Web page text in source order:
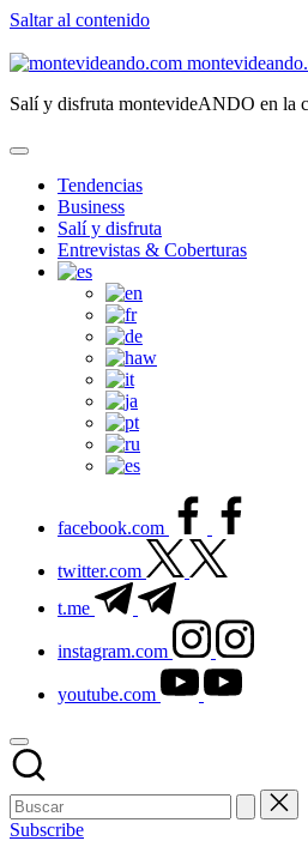
Saltar al contenido
Salí y disfruta montevideANDO en la
Tendencias
Business
Salí y disfruta
Entrevistas & Coberturas
facebook.com
twitter.com
t.me
instagram.com
youtube.com
Subscribe